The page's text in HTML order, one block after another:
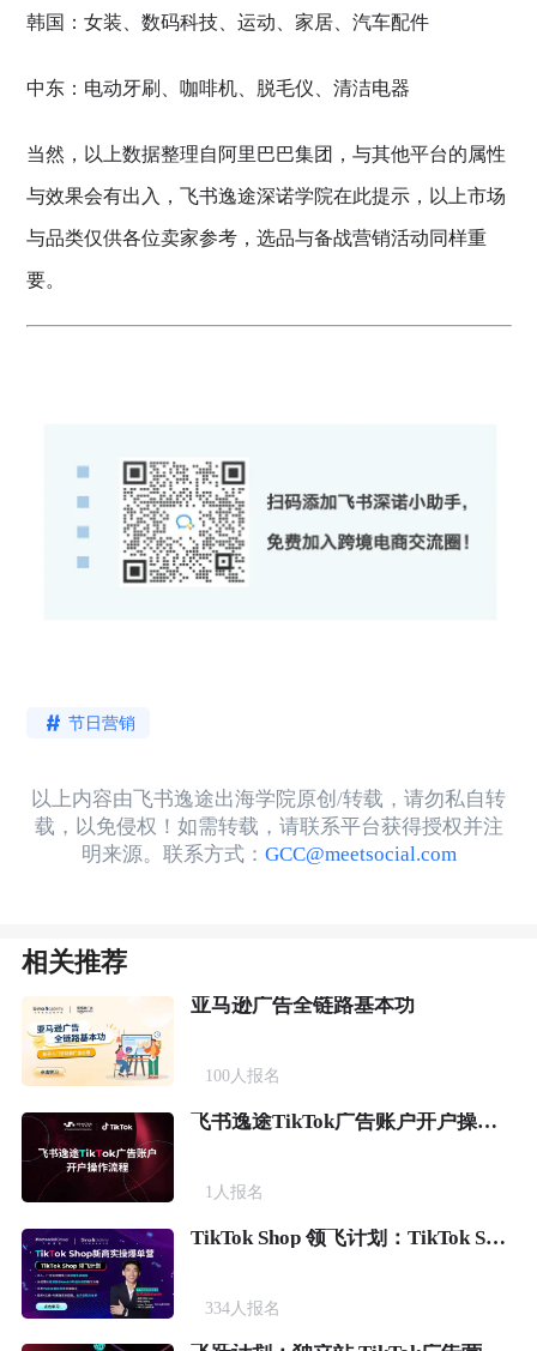
韩国：女装、数码科技、运动、家居、汽车配件
中东：电动牙刷、咖啡机、脱毛仪、清洁电器
当然，以上数据整理自阿里巴巴集团，与其他平台的属性
与效果会有出入，飞书逸途深诺学院在此提示，以上市场
与品类仅供各位卖家参考，选品与备战营销活动同样重
要。
节日营销
以上内容由飞书逸途出海学院原创/转载，请勿私自转
载，以免侵权！如需转载，请联系平台获得授权并注
明来源。联系方式： GCC@meetsocial.com
相关推荐
亚马逊广告全链路基本功
100人报名
飞书逸途TikTok广告账户开户操作流程
1 人报名
TikTok Shop 领飞计划：TikTok Shop新商实操爆单营
334人报名